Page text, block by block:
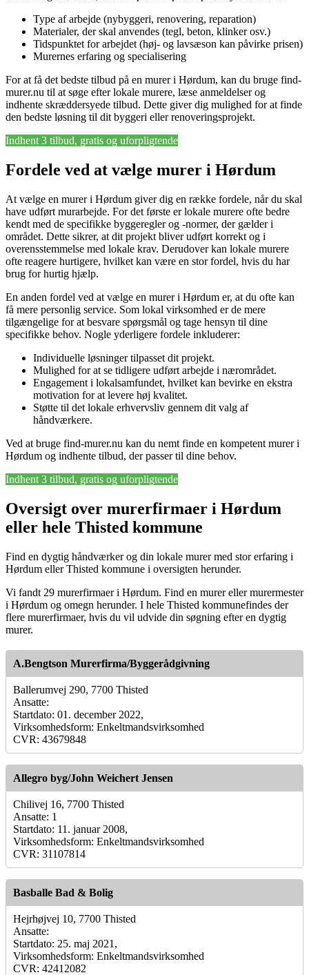
Type af arbejde (nybyggeri, renovering, reparation)
Materialer, der skal anvendes (tegl, beton, klinker osv.)
Tidspunktet for arbejdet (høj- og lavsæson kan påvirke prisen)
Murernes erfaring og specialisering
For at få det bedste tilbud på en murer i Hørdum, kan du bruge find-
murer.nu til at søge efter lokale murere, læse anmeldelser og
indhente skræddersyede tilbud. Dette giver dig mulighed for at finde
den bedste løsning til dit byggeri eller renoveringsprojekt.
Indhent 3 tilbud, gratis og uforpligtende
Fordele ved at vælge murer i Hørdum
At vælge en murer i Hørdum giver dig en række fordele, når du skal
have udført murarbejde. For det første er lokale murere ofte bedre
kendt med de specifikke byggeregler og -normer, der gælder i
området. Dette sikrer, at dit projekt bliver udført korrekt og i
overensstemmelse med lokale krav. Derudover kan lokale murere
ofte reagere hurtigere, hvilket kan være en stor fordel, hvis du har
brug for hurtig hjælp.
En anden fordel ved at vælge en murer i Hørdum er, at du ofte kan
få mere personlig service. Som lokal virksomhed er de mere
tilgængelige for at besvare spørgsmål og tage hensyn til dine
specifikke behov. Nogle yderligere fordele inkluderer:
Individuelle løsninger tilpasset dit projekt.
Mulighed for at se tidligere udført arbejde i nærområdet.
Engagement i lokalsamfundet, hvilket kan bevirke en ekstra
motivation for at levere høj kvalitet.
Støtte til det lokale erhvervsliv gennem dit valg af
håndværkere.
Ved at bruge find-murer.nu kan du nemt finde en kompetent murer i
Hørdum og indhente tilbud, der passer til dine behov.
Indhent 3 tilbud, gratis og uforpligtende
Oversigt over murerfirmaer i Hørdum
eller hele Thisted kommune
Find en dygtig håndværker og din lokale murer med stor erfaring i
Hørdum eller Thisted kommune i oversigten herunder.
Vi fandt 29 murerfirmaer i Hørdum. Find en murer eller murermester
i Hørdum og omegn herunder. I hele Thisted kommunefindes der
flere murerfirmaer, hvis du vil udvide din søgning efter en dygtig
murer.
A.Bengtson Murerfirma/Byggerådgivning
Ballerumvej 290, 7700 Thisted
Ansatte:
Startdato: 01. december 2022,
Virksomhedsform: Enkeltmandsvirksomhed
CVR: 43679848
Allegro byg/John Weichert Jensen
Chilivej 16, 7700 Thisted
Ansatte: 1
Startdato: 11. januar 2008,
Virksomhedsform: Enkeltmandsvirksomhed
CVR: 31107814
Basballe Bad & Bolig
Hejrhøjvej 10, 7700 Thisted
Ansatte:
Startdato: 25. maj 2021,
Virksomhedsform: Enkeltmandsvirksomhed
CVR: 42412082